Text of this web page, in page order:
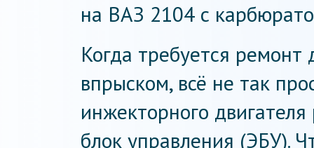
на ВАЗ 2104 с
Когда требуется
впрыском, всё не так
инжекторного
блок управления (ЭБУ).